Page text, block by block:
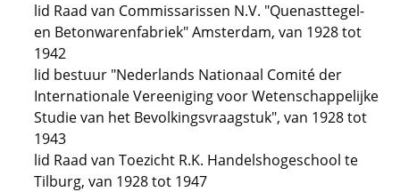
lid Raad van Commissarissen N.V. "Quenasttegel-
en Betonwarenfabriek" Amsterdam, van 1928 tot
1942
lid bestuur "Nederlands Nationaal Comité der
Internationale Vereeniging voor Wetenschappelijke
Studie van het Bevolkingsvraagstuk", van 1928 tot
1943
lid Raad van Toezicht R.K. Handelshogeschool te
Tilburg, van 1928 tot 1947